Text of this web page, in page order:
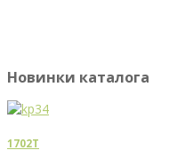
Новинки каталога
1702T